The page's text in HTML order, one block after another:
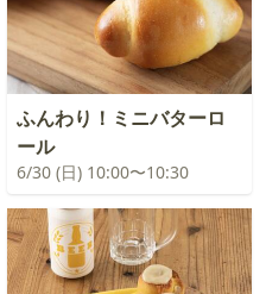
ふんわり！ミニバターロ
ール
6/30 (日) 10:00〜10:30